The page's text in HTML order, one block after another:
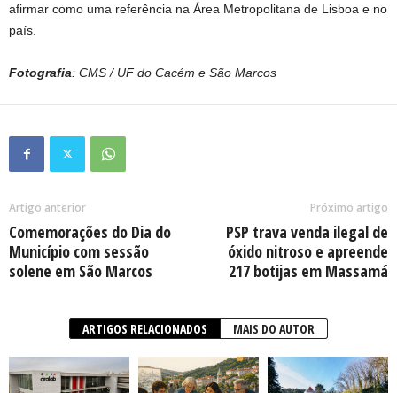
afirmar como uma referência na Área Metropolitana de Lisboa e no
país.
Fotografia: CMS / UF do Cacém e São Marcos
Artigo anterior
Comemorações do Dia do
Município com sessão
solene em São Marcos
Próximo artigo
PSP trava venda ilegal de
óxido nitroso e apreende
217 botijas em Massamá
ARTIGOS RELACIONADOS MAIS DO AUTOR